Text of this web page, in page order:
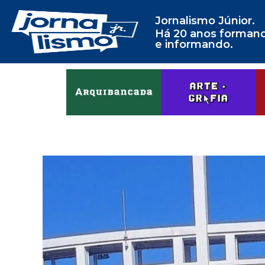
Jornalismo Júnior.
Há 20 anos
e informando.